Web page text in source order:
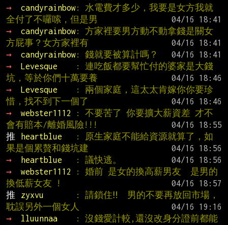
→
candyrainbow: 水電費才多少，我要是女方我就
全付了不囉嗦，但是男
→
candyrainbow: 方家裡要男方動不動拿錢是關女
方屁事？女方家裡有
→
candyrainbow: 錢就要被算計嗎？
→
Levesque
: 連吃飯都要幫忙付的婆家是大錢
坑，等於你們十萬要養
→
Levesque
: 兩個家庭，這太太肯嫁你你要珍
惜，找不到下一個了
→
webster1112
: 不要苦了 你要擴大薪資差 才不
會有賠本/離婚風險!!!
推
heartblue
: 原生家庭不能給資源就算了，如
果是個累贅和錢坑建
→
heartblue : 議快逃。
→
webster1112
: 婚前 是女的換高薪男友  是男的
換低薪女友 !
推
zyxvu
: 請鎖住‼  男的不要再放回市場，
耽誤另外一個女人
→
lluunnaa
: 沒錢愛計較,還沒改身分證前都能